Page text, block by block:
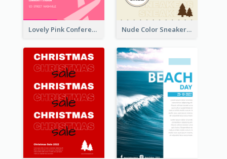
Lovely Pink Conference Promotional Poster Design Idea Nude Color Sneakers Christmas Sale Poster